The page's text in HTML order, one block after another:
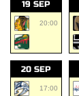
19 SEP
20:00
20 SEP
17:00